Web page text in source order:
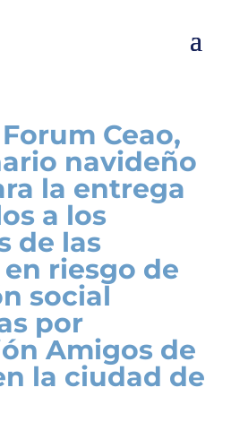
Ceao,
navideño
la entrega
a los
de las
riesgo de
social
por
Amigos de
la ciudad de